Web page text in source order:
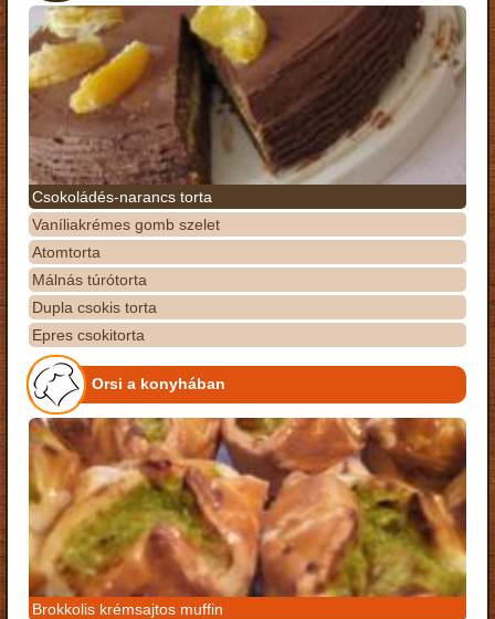
Csokoládés-narancs torta
Vaníliakrémes gomb szelet
Atomtorta
Málnás túrótorta
Dupla csokis torta
Epres csokitorta
Orsi a konyhában
Brokkolis krémsajtos muffin